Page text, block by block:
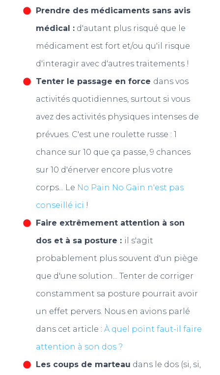
Prendre des médicaments sans avis
médical :d'autant plus risqué que le
médicament est fort et/ou qu'il risque
d'interagir avec d'autres traitements !
Tenter le passage en force dans vos
activités quotidiennes, surtout si vous
avez des activités physiques intenses de
prévues. C'est une roulette russe : 1
chance sur 10 que ça passe, 9 chances
sur 10 d'énerver encore plus votre
corps... Le No Pain No Gain n'est pas
conseillé ici !
Faire extrêmement attention à son
dos et à sa posture : il s'agit
probablement plus souvent d'un piège
que d'une solution... Tenter de corriger
constamment sa posture pourrait avoir
un effet pervers. Nous en avions parlé
dans cet article : À quel point faut-il faire
attention à son dos ?
Les coups de marteau dans le dos (si, si,